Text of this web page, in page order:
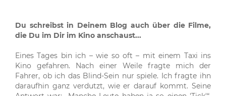
Du schreibst in Deinem Blog auch über die Filme,
die Du im Dir im Kino anschaust...
Eines Tages bin ich – wie so oft – mit einem Taxi ins
Kino gefahren. Nach einer Weile fragte mich der
Fahrer, ob ich das Blind-Sein nur spiele. Ich fragte ihn
daraufhin ganz verdutzt, wie er darauf kommt. Seine